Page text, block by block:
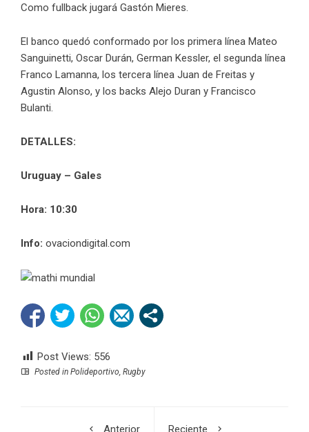
Como fullback jugará Gastón Mieres.
El banco quedó conformado por los primera línea Mateo
Sanguinetti, Oscar Durán, German Kessler, el segunda línea
Franco Lamanna, los tercera línea Juan de Freitas y
Agustin Alonso, y los backs Alejo Duran y Francisco
Bulanti.
DETALLES:
Uruguay – Gales
Hora: 10:30
Info: ovaciondigital.com
Post Views: 556
Posted in Polideportivo Rugby
Anterior
Reciente